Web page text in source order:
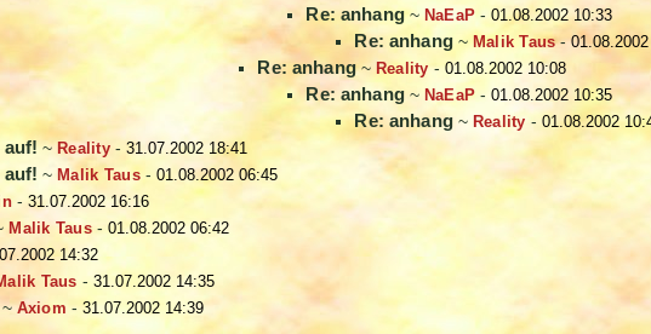
Re: anhang~ NaEaP -01.08.2002 10:33
Re: anhang~ Malik Taus-
Re: anhang~ Reality- 01.08.2002 10:08
Re: anhang~ NaEaP -01.08.2002 10:35
Re: anhang~ Reality - 01.08.2002
auf!~ Reality- 31.07.2002 18:41
auf! ~ Malik Taus- 01.08.2002 06:45
- 31.07.2002 16:16
Malik Taus- 01.08.2002 06:42
14:32
Taus - 31.07.2002 14:35
~Axiom - 31.07.2002 14:39